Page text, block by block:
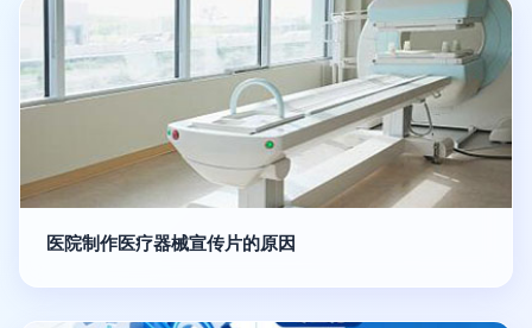
医院制作医疗器械宣传片的原因